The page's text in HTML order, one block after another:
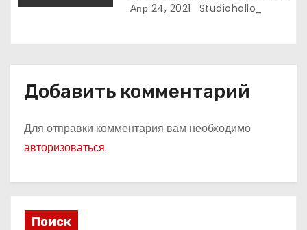
эстрады и победительница
Апр 24, 2021 Studiohallo_
Добавить комментарий
Для отправки комментария вам необходимо
авторизоваться.
Поиск